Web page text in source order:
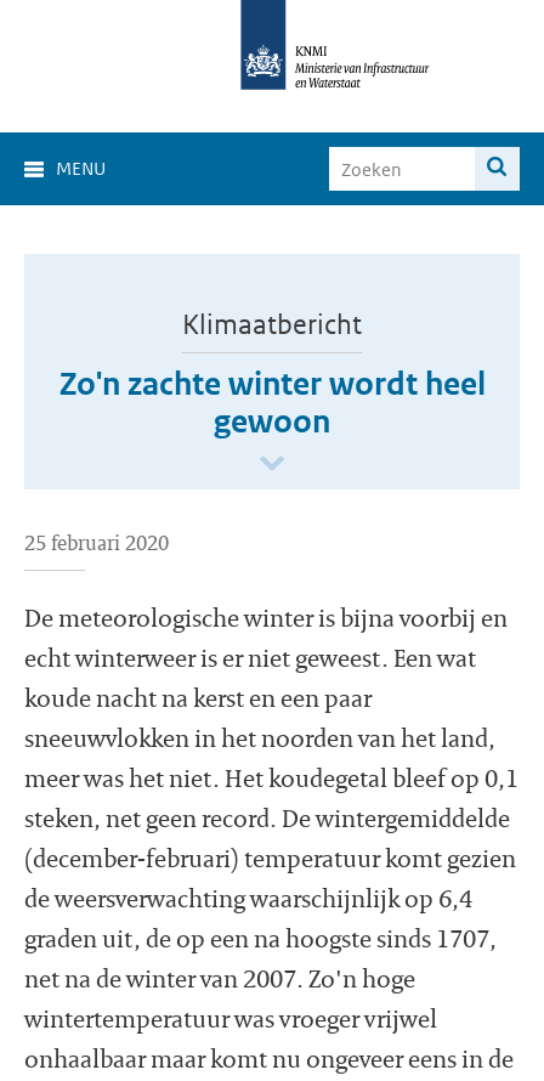
MENU
Klimaatbericht
Zo'n zachte winter wordt heel
gewoon
25 februari 2020
De meteorologische winter is bijna voorbij en
echt winterweer is er niet geweest. Een wat
koude nacht na kerst en een paar
sneeuwvlokken in het noorden van het land,
meer was het niet. Het koudegetal bleef op 0,1
steken, net geen record. De wintergemiddelde
(december-februari) temperatuur komt gezien
de weersverwachting waarschijnlijk op 6,4
graden uit, de op een na hoogste sinds 1707,
net na de winter van 2007. Zo'n hoge
wintertemperatuur was vroeger vrijwel
onhaalbaar maar komt nu ongeveer eens in de